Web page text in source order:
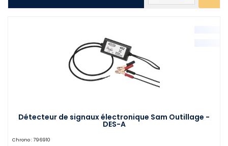
Détecteur de signaux électronique Sam Outillage -
DES-A
Chrono : 796910